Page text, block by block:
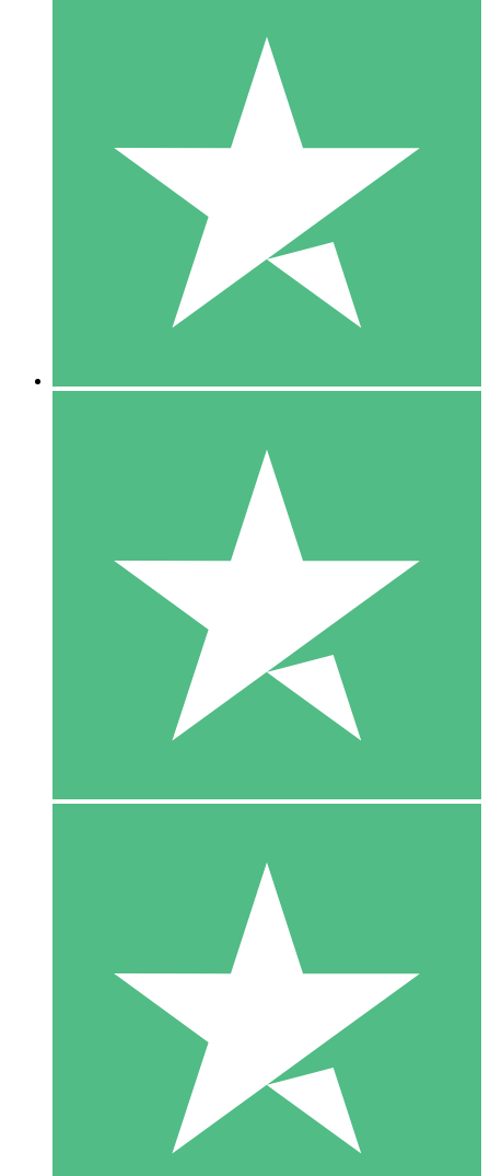
Packs de Crédits Individuels
Payez à l'utilisation avec des crédits de téléchargement. Sans
1 Téléchargement
10 00
10 Téléchargements
20 00